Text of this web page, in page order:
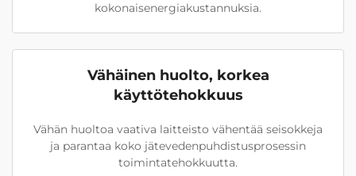
kokonaisenergiakustannuksia.
Vähäinen huolto, korkea
käyttötehokkuus
Vähän huoltoa vaativa laitteisto vähentää seisokkeja
ja parantaa koko jätevedenpuhdistusprosessin
toimintatehokkuutta.